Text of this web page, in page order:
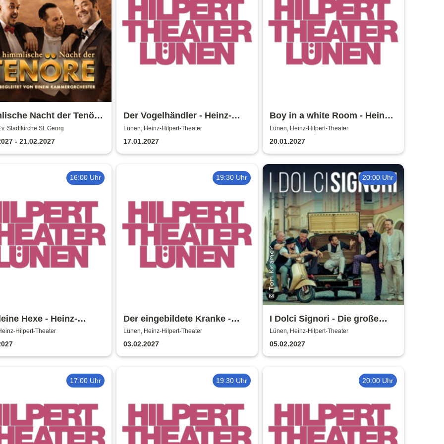
Nacht der Tenöre
- Live und ohne
Verstärkung
Stadtkirche St. Georg
- 21.02.2027
Der Vogelhändler - Heinz-
Hilpert-Theater
Lünen, Heinz-Hilpert-Theater
17.01.2027
Boy in a white Room - Heinz-
Hilpert-Theater
Lünen, Heinz-Hilpert-Theater
20.01.2027
16:00 Uhr
Hexe - Heinz-
Theater
Hilpert-Theater
19:30 Uhr
Der eingebildete Kranke -
Heinz-Hilpert-Theater
Lünen, Heinz-Hilpert-Theater
03.02.2027
20:00 Uhr
I Dolci Signori - Die große
Nacht der italienischen
Welthits
Lünen, Heinz-Hilpert-Theater
05.02.2027
17:00 Uhr 19:30 Uhr 20:00 Uhr